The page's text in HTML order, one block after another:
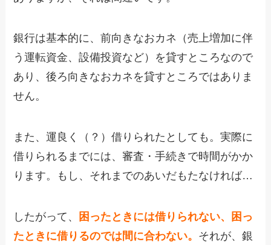
銀行は基本的に、前向きなおカネ（売上増加に伴
う運転資金、設備投資など）を貸すところなので
あり、後ろ向きなおカネを貸すところではありま
せん。
また、運良く（？）借りられたとしても。実際に
借りられるまでには、審査・手続きで時間がかか
ります。もし、それまでのあいだもたなければ…
したがって、
困ったときには借りられない、困っ
たときに借りるのでは間に合わない。 それが、銀